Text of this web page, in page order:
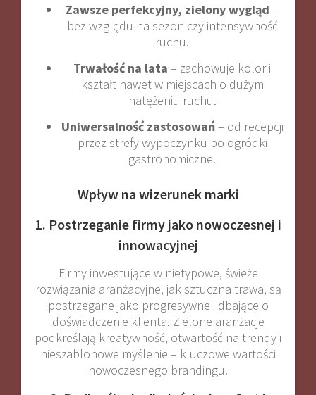
Zawsze perfekcyjny, zielony wygląd –
bez względu na sezon czy intensywność
ruchu.
Trwałość na lata – zachowuje kolor i
kształt nawet w miejscach o dużym
natężeniu ruchu.
Uniwersalność zastosowań– od recepcji
przez strefy wypoczynku po ogródki
gastronomiczne.
Wpływ na wizerunek marki
1. Postrzeganie firmy jako nowoczesnej i
innowacyjnej
Firmy inwestujące w nietypowe, świeże
rozwiązania aranżacyjne, jak sztuczna trawa, są
postrzegane jako progresywne i dbające o
doświadczenie klienta. Zielone aranżacje
podkreślają kreatywność, otwartość na trendy i
nieszablonowe myślenie – kluczowe wartości
nowoczesnego brandingu.